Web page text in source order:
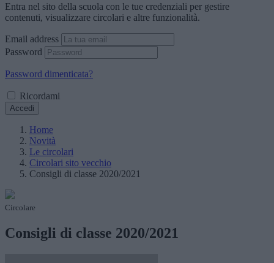
Entra nel sito della scuola con le tue credenziali per gestire
contenuti, visualizzare circolari e altre funzionalità.
Email address
Password
Password dimenticata?
Ricordami
Accedi
Home
Novità
Le circolari
Circolari sito vecchio
Consigli di classe 2020/2021
Circolare
Consigli di classe 2020/2021